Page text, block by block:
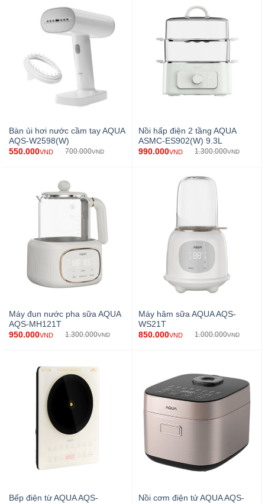
Bàn ủi hơi nước cầm tay AQUA
AQS-W2598(W)
550.000VND 700.000VND
Nồi hấp điện 2 tầng AQUA
ASMC-ES902(W) 9.3L
990.000VND 1.300.000VND
Máy đun nước pha sữa AQUA
AQS-MH121T
950.000VND 1.300.000VND
Máy hâm sữa AQUA AQS-
WS21T
850.000VND 1.000.000VND
Bếp điện từ AQUA AQS-
Nồi cơm điện tử AQUA AQS-